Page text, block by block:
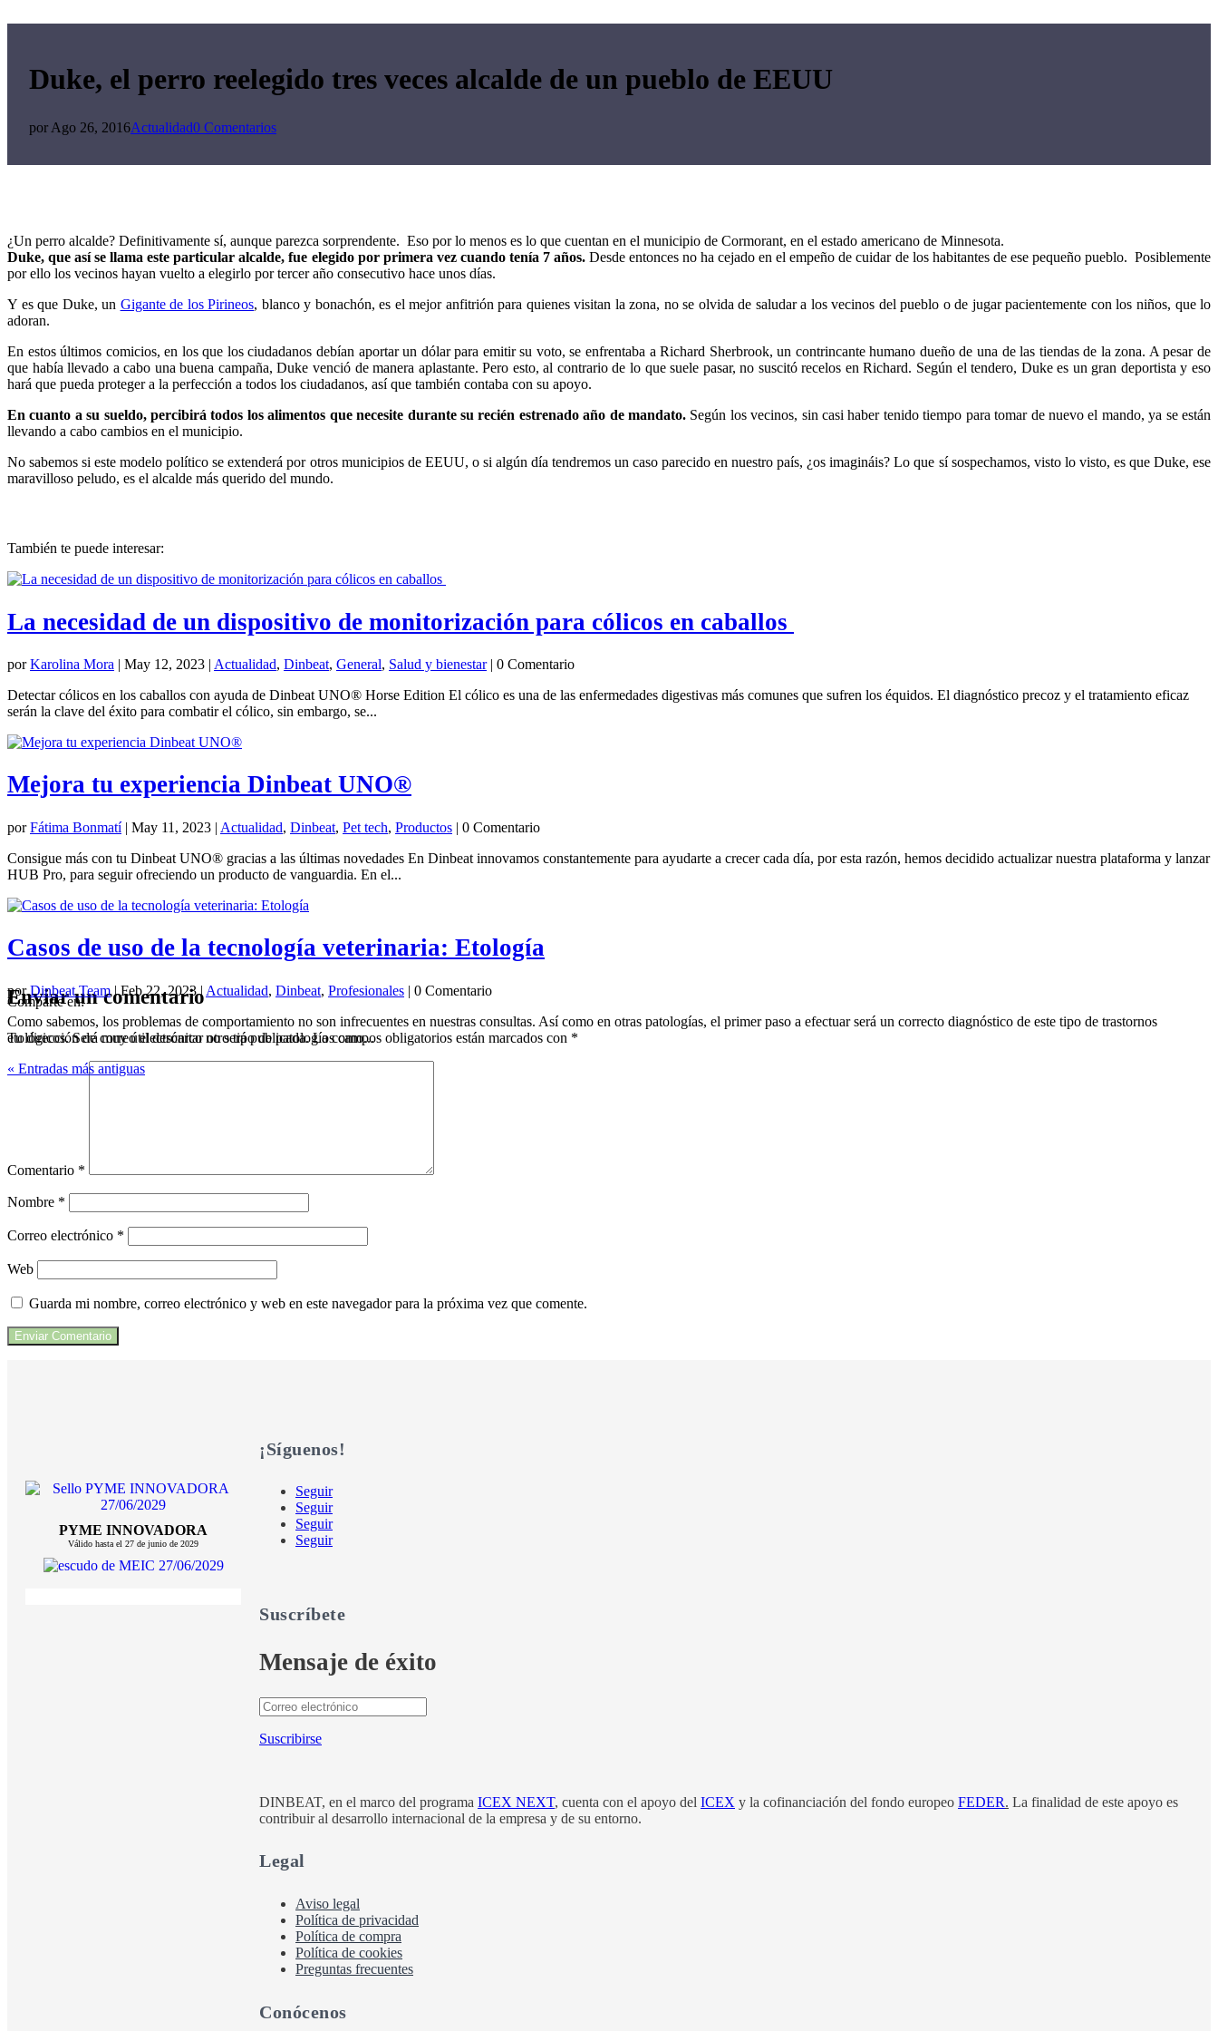
Duke, el perro reelegido tres veces alcalde de un pueblo de EEUU
por Ago 26, 2016Actualidad0 Comentarios
¿Un perro alcalde? Definitivamente sí, aunque parezca sorprendente. Eso por lo menos es lo que cuentan en el municipio de Cormorant, en el estado americano de Minnesota.
Duke, que así se llama este particular alcalde, fue elegido por primera vez cuando tenía 7 años.Desde entonces no ha cejado en el empeño de cuidar de los habitantes de ese pequeño pueblo. Posiblemente
por ello los vecinos hayan vuelto a elegirlo por tercer año consecutivo hace unos días.
Y es que Duke, un Gigante de los Pirineos, blanco y bonachón, es el mejor anfitrión para quienes visitan la zona, no se olvida de saludar a los vecinos del pueblo o de jugar pacientemente con los niños, que lo
adoran.
En estos últimos comicios, en los que los ciudadanos debían aportar un dólar para emitir su voto, se enfrentaba a Richard Sherbrook, un contrincante humano dueño de una de las tiendas de la zona. A pesar de
que había llevado a cabo una buena campaña, Duke venció de manera aplastante. Pero esto, al contrario de lo que suele pasar, no suscitó recelos en Richard. Según el tendero, Duke es un gran deportista y eso
hará que pueda proteger a la perfección a todos los ciudadanos, así que también contaba con su apoyo.
En cuanto a su sueldo, percibirá todos los alimentos que necesite durante su recién estrenado año de mandato. Según los vecinos, sin casi haber tenido tiempo para tomar de nuevo el mando, ya se están
llevando a cabo cambios en el municipio.
No sabemos si este modelo político se extenderá por otros municipios de EEUU, o si algún día tendremos un caso parecido en nuestro país, ¿os imagináis? Lo que sí sospechamos, visto lo visto, es que Duke, ese
maravilloso peludo, es el alcalde más querido del mundo.
También te puede interesar:
La necesidad de un dispositivo de monitorización para cólicos en caballos
porKarolina Mora | May 12, 2023 | Actualidad, Dinbeat, General, Salud y bienestar| 0 Comentario
Detectar cólicos en los caballos con ayuda de Dinbeat UNO® Horse Edition El cólico es una de las enfermedades digestivas más comunes que sufren los équidos. El diagnóstico precoz y el tratamiento eficaz
serán la clave del éxito para combatir el cólico, sin embargo, se...
Mejora tu experiencia Dinbeat UNO®
porFátima Bonmatí| May 11, 2023 | Actualidad, Dinbeat, Pet tech, Productos | 0 Comentario
Consigue más con tu Dinbeat UNO® gracias a las últimas novedades En Dinbeat innovamos constantemente para ayudarte a crecer cada día, por esta razón, hemos decidido actualizar nuestra plataforma y lanzar
HUB Pro, para seguir ofreciendo un producto de vanguardia. En el...
Casos de uso de la tecnología veterinaria: Etología
porDinbeat Team|Feb 22, 2023| Actualidad, Dinbeat, Profesionales | 0 Comentario
Como sabemos, los problemas de comportamiento no son infrecuentes en nuestras consultas. Así como en otras patologías, el primer paso a efectuar será un correcto diagnóstico de este tipo de trastornos
etológicos. Será muy útil descartar otro tipo de patología como...
« Entradas más antiguas
Comparte en:
Enviar un comentario
Tu dirección de correo electrónico no será publicada. Los campos obligatorios están marcados con *
Comentario *
Nombre *
Correo electrónico *
Web
Guarda mi nombre, correo electrónico y web en este navegador para la próxima vez que comente.
PYME INNOVADORA
Válido hasta el 27 de junio de 2029
¡Síguenos!
Seguir
Seguir
Seguir
Seguir
Suscríbete
Mensaje de éxito
Suscribirse
DINBEAT, en el marco del programa ICEX NEXT, cuenta con el apoyo del ICEX y la cofinanciación del fondo europeo FEDER. La finalidad de este apoyo es
contribuir al desarrollo internacional de la empresa y de su entorno.
Legal
Aviso legal
Política de privacidad
Política de compra
Política de cookies
Preguntas frecuentes
Conócenos